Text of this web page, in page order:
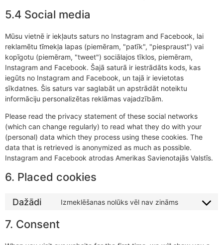
5.4 Social media
Mūsu vietnē ir iekļauts saturs no Instagram and Facebook, lai
reklamētu tīmekļa lapas (piemēram, "patīk", "piespraust") vai
kopīgotu (piemēram, "tweet") sociālajos tīklos, piemēram,
Instagram and Facebook. Šajā saturā ir iestrādāts kods, kas
iegūts no Instagram and Facebook, un tajā ir ievietotas
sīkdatnes. Šis saturs var saglabāt un apstrādāt noteiktu
informāciju personalizētas reklāmas vajadzībām.
Please read the privacy statement of these social networks
(which can change regularly) to read what they do with your
(personal) data which they process using these cookies. The
data that is retrieved is anonymized as much as possible.
Instagram and Facebook atrodas Amerikas Savienotajās Valstīs.
6. Placed cookies
Dažādi Izmeklēšanas nolūks vēl nav zināms
7. Consent